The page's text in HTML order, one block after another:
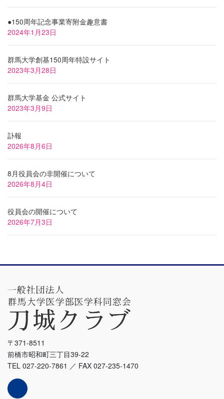
●150周年記念事業寄附金趣意書
2024年1月23日
群馬大学創基150周年特設サイト
2023年3月28日
群馬大学基金 公式サイト
2023年3月9日
訃報
2026年8月6日
8月役員会の非開催について
2026年8月4日
役員会の開催について
2026年7月3日
〒371-8511
前橋市昭和町三丁目39-22
TEL 027-220-7861 ／ FAX 027-235-1470